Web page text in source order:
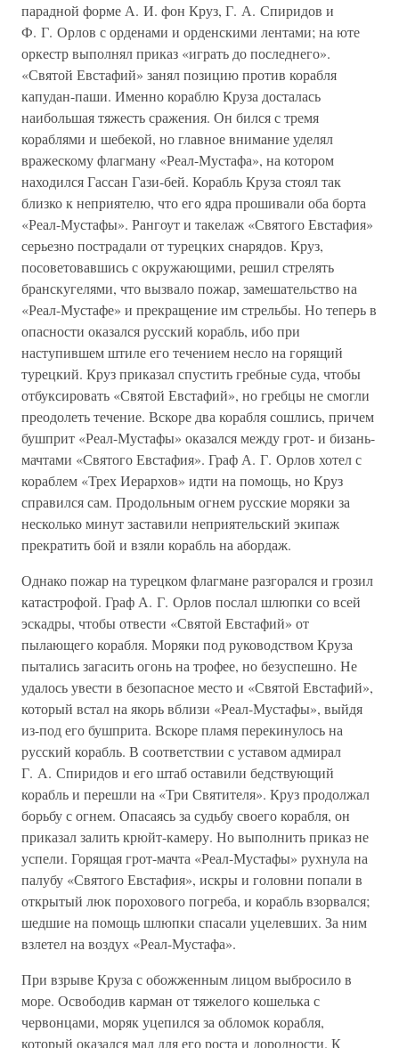
парадной форме А. И. фон Круз, Г. А. Спиридов и
Ф. Г. Орлов с орденами и орденскими лентами; на юте
оркестр выполнял приказ «играть до последнего».
«Святой Евстафий» занял позицию против корабля
капудан-паши. Именно кораблю Круза досталась
наибольшая тяжесть сражения. Он бился с тремя
кораблями и шебекой, но главное внимание уделял
вражескому флагману «Реал-Мустафа», на котором
находился Гассан Гази-бей. Корабль Круза стоял так
близко к неприятелю, что его ядра прошивали оба борта
«Реал-Мустафы». Рангоут и такелаж «Святого Евстафия»
серьезно пострадали от турецких снарядов. Круз,
посоветовавшись с окружающими, решил стрелять
бранскугелями, что вызвало пожар, замешательство на
«Реал-Мустафе» и прекращение им стрельбы. Но теперь в
опасности оказался русский корабль, ибо при
наступившем штиле его течением несло на горящий
турецкий. Круз приказал спустить гребные суда, чтобы
отбуксировать «Святой Евстафий», но гребцы не смогли
преодолеть течение. Вскоре два корабля сошлись, причем
бушприт «Реал-Мустафы» оказался между грот- и бизань-
мачтами «Святого Евстафия». Граф А. Г. Орлов хотел с
кораблем «Трех Иерархов» идти на помощь, но Круз
справился сам. Продольным огнем русские моряки за
несколько минут заставили неприятельский экипаж
прекратить бой и взяли корабль на абордаж.
Однако пожар на турецком флагмане разгорался и грозил
катастрофой. Граф А. Г. Орлов послал шлюпки со всей
эскадры, чтобы отвести «Святой Евстафий» от
пылающего корабля. Моряки под руководством Круза
пытались загасить огонь на трофее, но безуспешно. Не
удалось увести в безопасное место и «Святой Евстафий»,
который встал на якорь вблизи «Реал-Мустафы», выйдя
из-под его бушприта. Вскоре пламя перекинулось на
русский корабль. В соответствии с уставом адмирал
Г. А. Спиридов и его штаб оставили бедствующий
корабль и перешли на «Три Святителя». Круз продолжал
борьбу с огнем. Опасаясь за судьбу своего корабля, он
приказал залить крюйт-камеру. Но выполнить приказ не
успели. Горящая грот-мачта «Реал-Мустафы» рухнула на
палубу «Святого Евстафия», искры и головни попали в
открытый люк порохового погреба, и корабль взорвался;
шедшие на помощь шлюпки спасали уцелевших. За ним
взлетел на воздух «Реал-Мустафа».
При взрыве Круза с обожженным лицом выбросило в
море. Освободив карман от тяжелого кошелька с
червонцами, моряк уцепился за обломок корабля,
который оказался мал для его роста и дородности. К